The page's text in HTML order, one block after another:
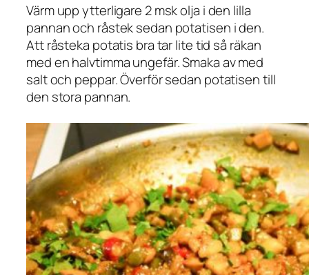
Värm upp ytterligare 2 msk olja i den lilla
pannan och råstek sedan potatisen i den.
Att råsteka potatis bra tar lite tid så räkan
med en halvtimma ungefär. Smaka av med
salt och peppar. Överför sedan potatisen till
den stora pannan.